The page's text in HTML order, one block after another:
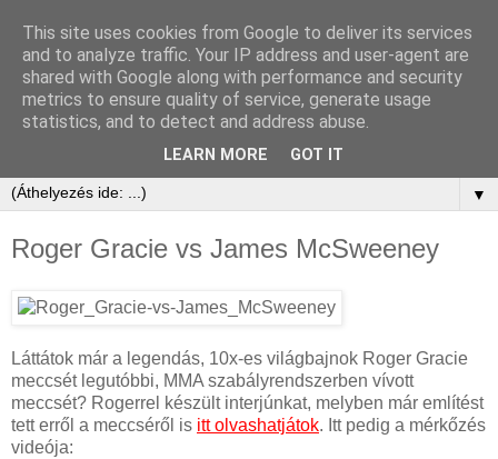
▼
Roger Gracie vs James McSweeney
Láttátok már a legendás, 10x-es világbajnok Roger Gracie
meccsét legutóbbi, MMA szabályrendszerben vívott
meccsét? Rogerrel készült interjúnkat, melyben már említést
tett erről a meccséről is itt olvashatjátok. Itt pedig a mérkőzés
videója:
This site uses cookies from Google to deliver its services
and to analyze traffic. Your IP address and user-agent are
shared with Google along with performance and security
metrics to ensure quality of service, generate usage
statistics, and to detect and address abuse.
LEARN MORE GOT IT